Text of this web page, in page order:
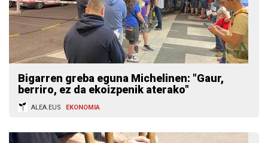
Bigarren greba eguna Michelinen: "Gaur,
berriro, ez da ekoizpenik aterako"
ALEA.EUS EKONOMIA